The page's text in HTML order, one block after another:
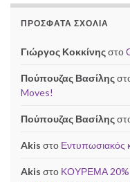
ΠΡΌΣΦΑΤΑ ΣΧΌΛΙΑ
Γιώργος Κοκκίνηςστο
Πούπουζας Βασίλης
Moves!
Πούπουζας Βασίλης
Akis στο Εντυπωσιακός
Akis στο ΚΟΥΡΕΜΑ 20%